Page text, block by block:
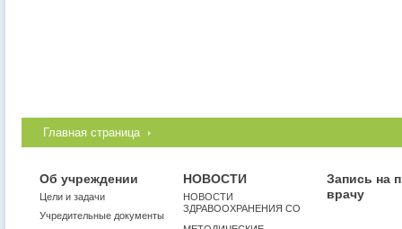
Главная страница
Об учреждении
Цели и задачи
Учредительные документы
НОВОСТИ
НОВОСТИ
ЗДРАВООХРАНЕНИЯ СО
Запись на
врачу